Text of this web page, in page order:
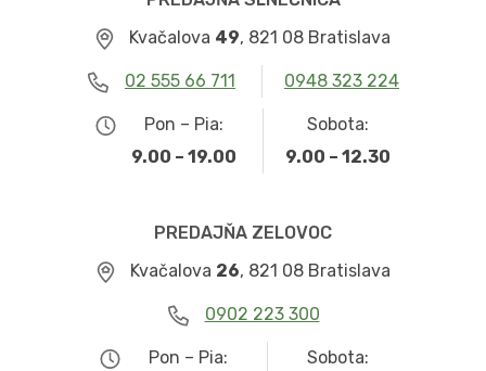
Kvačalova 49, 821 08 Bratislava
02 555 66 711 0948 323 224
Pon – Pia:
9.00 – 19.00
Sobota:
9.00 – 12.30
PREDAJŇA ZELOVOC
Kvačalova 26, 821 08 Bratislava
0902 223 300
Pon – Pia:
Sobota: